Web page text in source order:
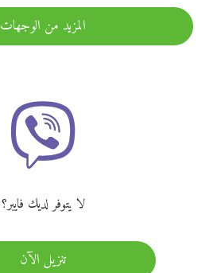
المزيد من الوجهات
لا يتوفر لديك فايبر؟
تنزيل الآن